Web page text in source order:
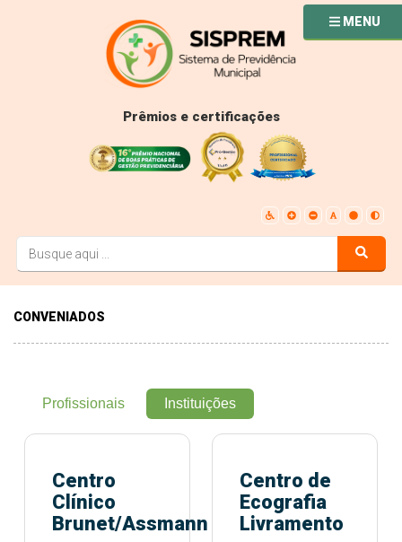
Prêmios e certificações
MENU
CONVENIADOS
Profissionais Instituições
Centro
Clínico
Brunet/Assmann
Centro de
Ecografia
Livramento